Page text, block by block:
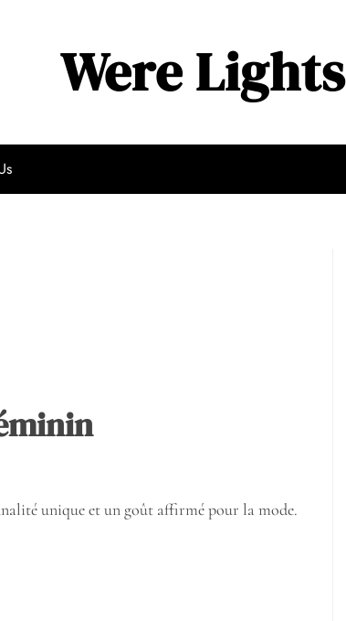
Were Lights
unique et un goût affirmé pour la mode.